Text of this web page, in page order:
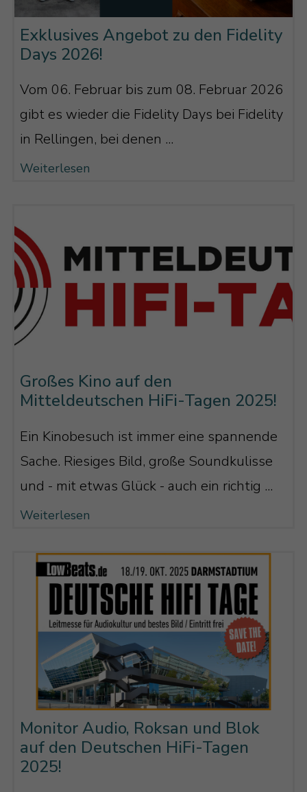
Exklusives Angebot zu den Fidelity
Days 2026!
Vom 06. Februar bis zum 08. Februar 2026
gibt es wieder die Fidelity Days bei Fidelity
in Rellingen, bei denen ...
Weiterlesen
Großes Kino auf den
Mitteldeutschen HiFi-Tagen 2025!
Ein Kinobesuch ist immer eine spannende
Sache. Riesiges Bild, große Soundkulisse
und - mit etwas Glück - auch ein richtig ...
Weiterlesen
Monitor Audio, Roksan und Blok
auf den Deutschen HiFi-Tagen
2025!